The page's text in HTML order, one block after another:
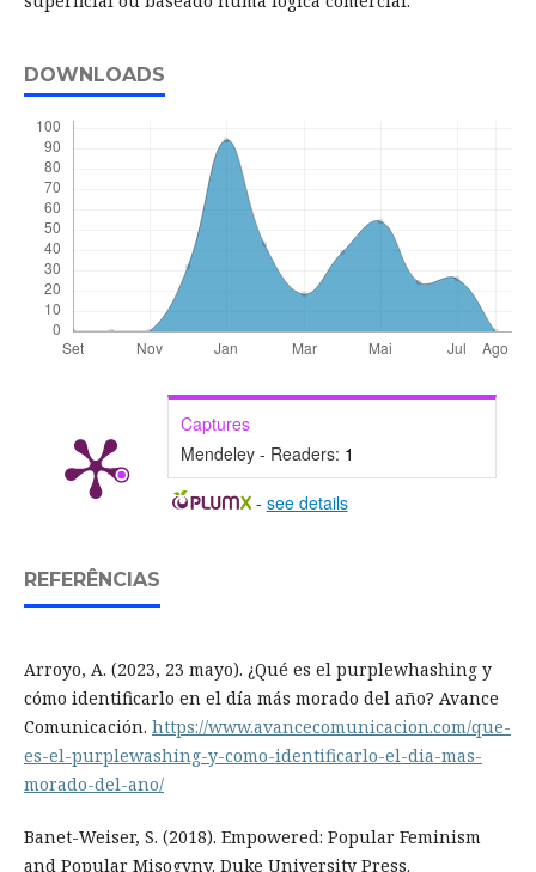
DOWNLOADS
Captures
Mendeley - Readers: 1
- see details
REFERÊNCIAS
Arroyo, A. (2023, 23 mayo). ¿Qué es el purplewhashing y
cómo identificarlo en el día más morado del año? Avance
Comunicación. https://www.avancecomunicacion.com/que-
es-el-purplewashing-y-como-identificarlo-el-dia-mas-
morado-del-ano/
Banet-Weiser, S. (2018). Empowered: Popular Feminism
and Popular Misogyny. Duke University Press.